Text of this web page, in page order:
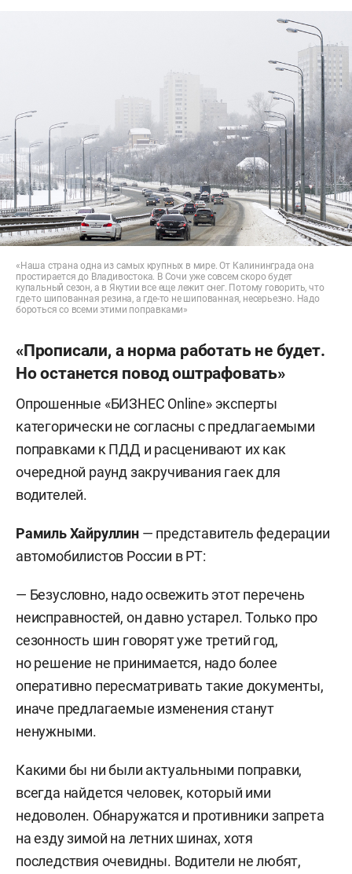
«Наша страна одна из самых крупных в мире. От Калининграда она
простирается до Владивостока. В Сочи уже совсем скоро будет
купальный сезон, а в Якутии все еще лежит снег. Потому говорить, что
где-то шипованная резина, а где-то не шипованная, несерьезно. Надо
бороться со всеми этими поправками»
«Прописали, а норма работать не будет.
Но останется повод оштрафовать»
Опрошенные «БИЗНЕС Online» эксперты
категорически не согласны с предлагаемыми
поправками к ПДД и расценивают их как
очередной раунд закручивания гаек для
водителей.
Рамиль Хайруллин — представитель федерации
автомобилистов России в РТ:
— Безусловно, надо освежить этот перечень
неисправностей, он давно устарел. Только про
сезонность шин говорят уже третий год,
но решение не принимается, надо более
оперативно пересматривать такие документы,
иначе предлагаемые изменения станут
ненужными.
Какими бы ни были актуальными поправки,
всегда найдется человек, который ими
недоволен. Обнаружатся и противники запрета
на езду зимой на летних шинах, хотя
последствия очевидны. Водители не любят,